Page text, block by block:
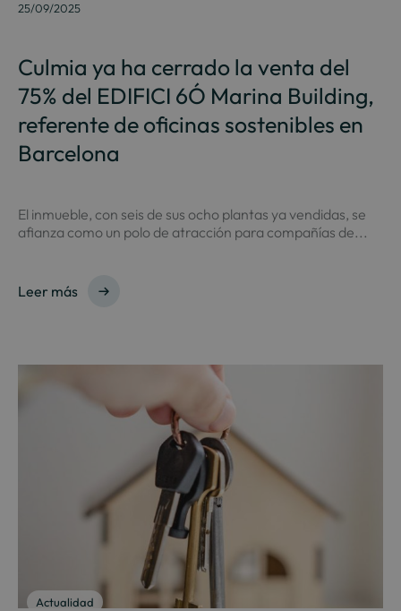
25/09/2025
Culmia ya ha cerrado la venta del
75% del EDIFICI 6Ó Marina Building,
referente de oficinas sostenibles en
Barcelona
El inmueble, con seis de sus ocho plantas ya vendidas, se
afianza como un polo de atracción para compañías de...
Leer más
Actualidad